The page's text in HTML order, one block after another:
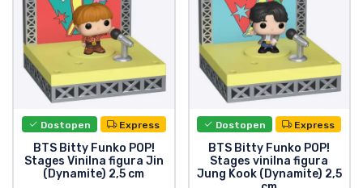
Dostopen Express
BTS Bitty Funko POP!
Stages Vinilna figura Jin
(Dynamite) 2,5 cm
Dostopen Express
BTS Bitty Funko POP!
Stages vinilna figura
Jung Kook (Dynamite) 2,5